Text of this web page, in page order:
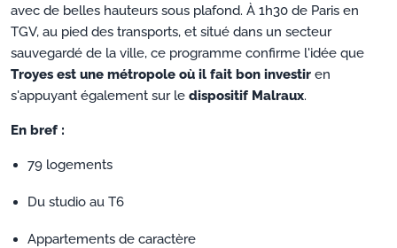
avec de belles hauteurs sous plafond. À 1h30 de Paris en
TGV, au pied des transports, et situé dans un secteur
sauvegardé de la ville, ce programme confirme l'idée que
Troyes est une métropole où il fait bon investir en
s'appuyant également sur le dispositif Malraux.
En bref :
79 logements
Du studio au T6
Appartements de caractère